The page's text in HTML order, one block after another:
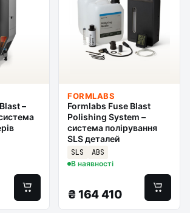
–
FORMLABS
Formlabs Fuse Blast
Polishing System –
система полірування
SLS деталей
SLS ABS
В наявності
₴ 164 410